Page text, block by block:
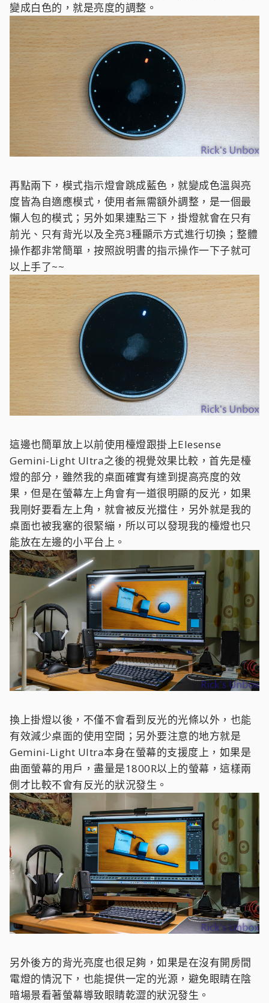
變成白色的，就是亮度的調整。
再點兩下，模式指示燈會跳成藍色，就變成色溫與亮
度皆為自適應模式，使用者無需額外調整，是一個最
懶人包的模式；另外如果連點三下，掛燈就會在只有
前光、只有背光以及全亮3種顯示方式進行切換；整體
操作都非常簡單，按照說明書的指示操作一下子就可
以上手了~~
這邊也簡單放上以前使用檯燈跟掛上Elesense
Gemini-Light Ultra之後的視覺效果比較，首先是檯
燈的部分，雖然我的桌面確實有達到提高亮度的效
果，但是在螢幕左上角會有一道很明顯的反光，如果
我剛好要看左上角，就會被反光擋住，另外就是我的
桌面也被我塞的很緊繃，所以可以發現我的檯燈也只
能放在左邊的小平台上。
換上掛燈以後，不僅不會看到反光的光條以外，也能
有效減少桌面的使用空間；另外要注意的地方就是
Gemini-Light Ultra本身在螢幕的支援度上，如果是
曲面螢幕的用戶，盡量是1800R以上的螢幕，這樣兩
側才比較不會有反光的狀況發生。
另外後方的背光亮度也很足夠，如果是在沒有開房間
電燈的情況下，也能提供一定的光源，避免眼睛在陰
暗場景看著螢幕導致眼睛乾澀的狀況發生。